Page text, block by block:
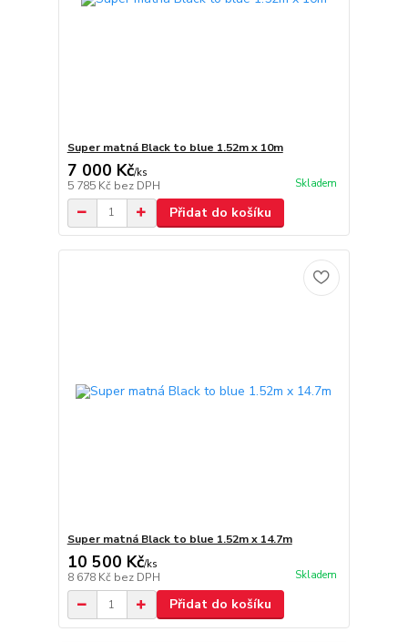
Super matná Black to blue 1.52m x 10m
7 000 Kč/ks
5 785 Kč bez DPH Skladem
Přidat do košíku
Super matná Black to blue 1.52m x 14.7m
10 500 Kč/ks
8 678 Kč bez DPH Skladem
Přidat do košíku